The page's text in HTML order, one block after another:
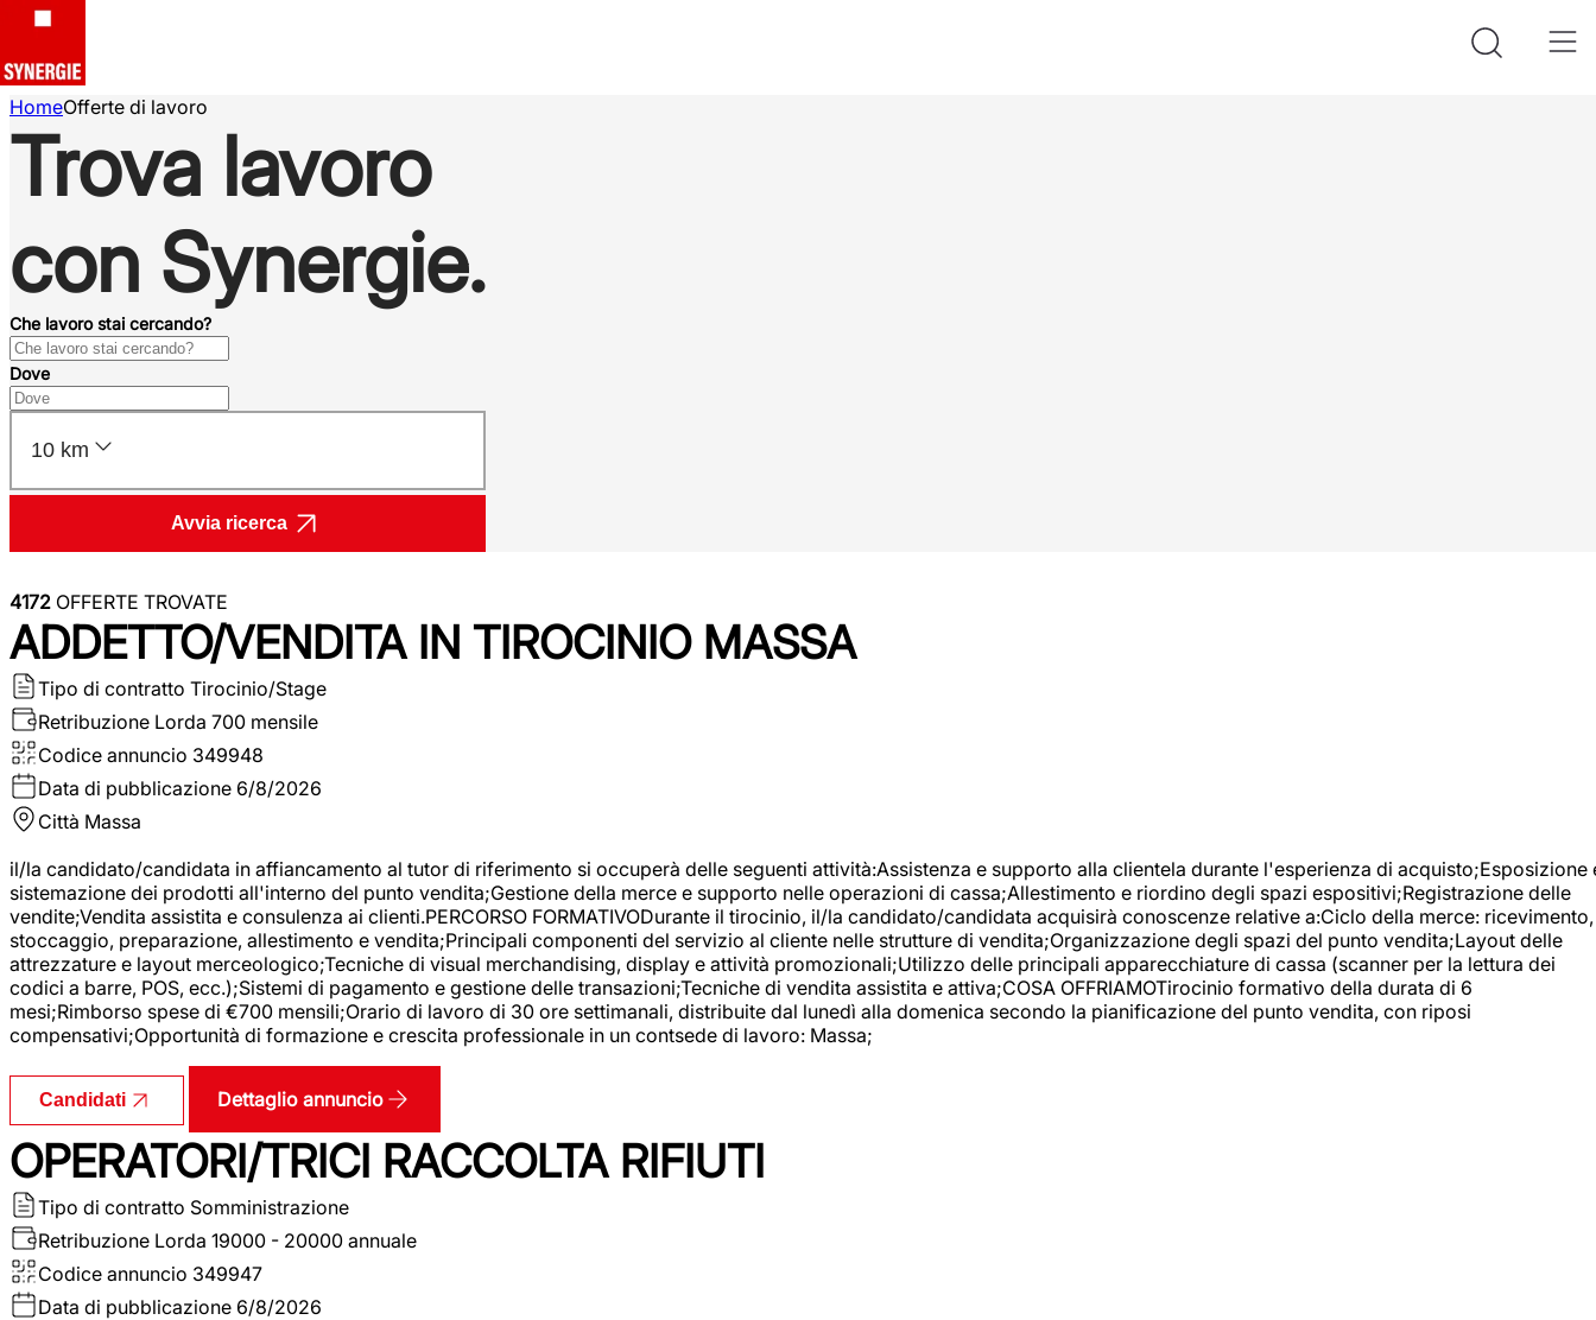
HomeOfferte di lavoro
Trova lavoro
con Synergie.
Che lavoro stai cercando?
Dove
10 km
Avvia ricerca
4172 OFFERTE TROVATE
ADDETTO/VENDITA IN TIROCINIO MASSA
Tipo di contratto Tirocinio/Stage
Retribuzione Lorda 700 mensile
Codice annuncio 349948
Data di pubblicazione 6/8/2026
Città Massa
il/la candidato/candidata in affiancamento al tutor di riferimento si occuperà delle seguenti attività:Assistenza e supporto alla clientela durante l'esperienza di acquisto;Esposizione
sistemazione dei prodotti all'interno del punto vendita;Gestione della merce e supporto nelle operazioni di cassa;Allestimento e riordino degli spazi espositivi;Registrazione delle
vendite;Vendita assistita e consulenza ai clienti.PERCORSO FORMATIVODurante il tirocinio, il/la candidato/candidata acquisirà conoscenze relative a:Ciclo della merce: ricevimento,
stoccaggio, preparazione, allestimento e vendita;Principali componenti del servizio al cliente nelle strutture di vendita;Organizzazione degli spazi del punto vendita;Layout delle
attrezzature e layout merceologico;Tecniche di visual merchandising, display e attività promozionali;Utilizzo delle principali apparecchiature di cassa (scanner per la lettura dei
codici a barre, POS, ecc.);Sistemi di pagamento e gestione delle transazioni;Tecniche di vendita assistita e attiva;COSA OFFRIAMOTirocinio formativo della durata di 6
mesi;Rimborso spese di €700 mensili;Orario di lavoro di 30 ore settimanali, distribuite dal lunedì alla domenica secondo la pianificazione del punto vendita, con riposi
compensativi;Opportunità di formazione e crescita professionale in un contsede di lavoro: Massa;
Candidati Dettaglio annuncio
OPERATORI/TRICI RACCOLTA RIFIUTI
Tipo di contratto Somministrazione
Retribuzione Lorda 19000 - 20000 annuale
Codice annuncio 349947
Data di pubblicazione 6/8/2026